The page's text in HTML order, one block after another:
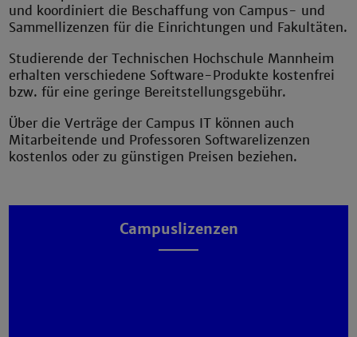
und koordiniert die Beschaffung von Campus- und
Sammellizenzen für die Einrichtungen und Fakultäten.
Studierende der Technischen Hochschule Mannheim
erhalten verschiedene Software-Produkte kostenfrei
bzw. für eine geringe Bereitstellungsgebühr.
Über die Verträge der Campus IT können auch
Mitarbeitende und Professoren Softwarelizenzen
kostenlos oder zu günstigen Preisen beziehen.
Campuslizenzen